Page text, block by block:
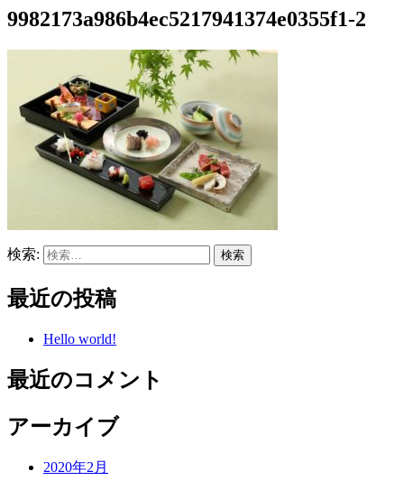
9982173a986b4ec5217941374e0355f1-2
検索:
最近の投稿
Hello world!
最近のコメント
アーカイブ
2020年2月